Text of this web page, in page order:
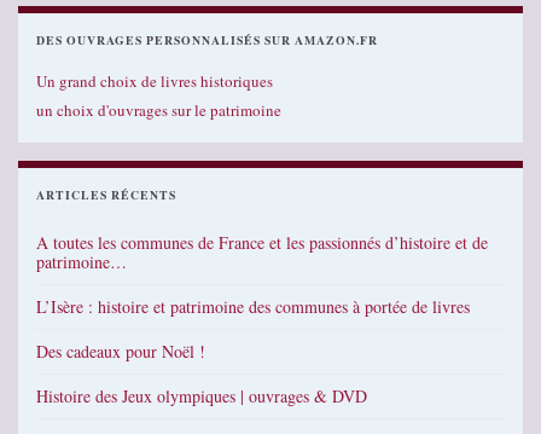
DES OUVRAGES PERSONNALISÉS SUR AMAZON.FR
Un grand choix de livres historiques
un choix d'ouvrages sur le patrimoine
ARTICLES RÉCENTS
A toutes les communes de France et les passionnés d’histoire et de
patrimoine…
L’Isère : histoire et patrimoine des communes à portée de livres
Des cadeaux pour Noël !
Histoire des Jeux olympiques | ouvrages & DVD